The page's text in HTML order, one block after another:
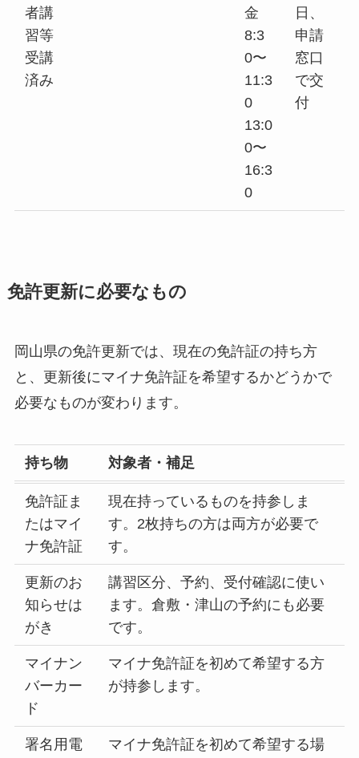
者講
習等
受講
済み
金
8:3
0〜
11:3
0
13:0
0〜
16:3
0
日、
申請
窓口
で交
付
免許更新に必要なもの
岡山県の免許更新では、現在の免許証の持ち方
と、更新後にマイナ免許証を希望するかどうかで
必要なものが変わります。
持ち物 対象者・補足
免許証ま
たはマイ
ナ免許証
現在持っているものを持参しま
す。2枚持ちの方は両方が必要で
す。
更新のお
知らせは
がき
講習区分、予約、受付確認に使い
ます。倉敷・津山の予約にも必要
です。
マイナン
バーカー
ド
マイナ免許証を初めて希望する方
が持参します。
署名用電
マイナ免許証を初めて希望する場